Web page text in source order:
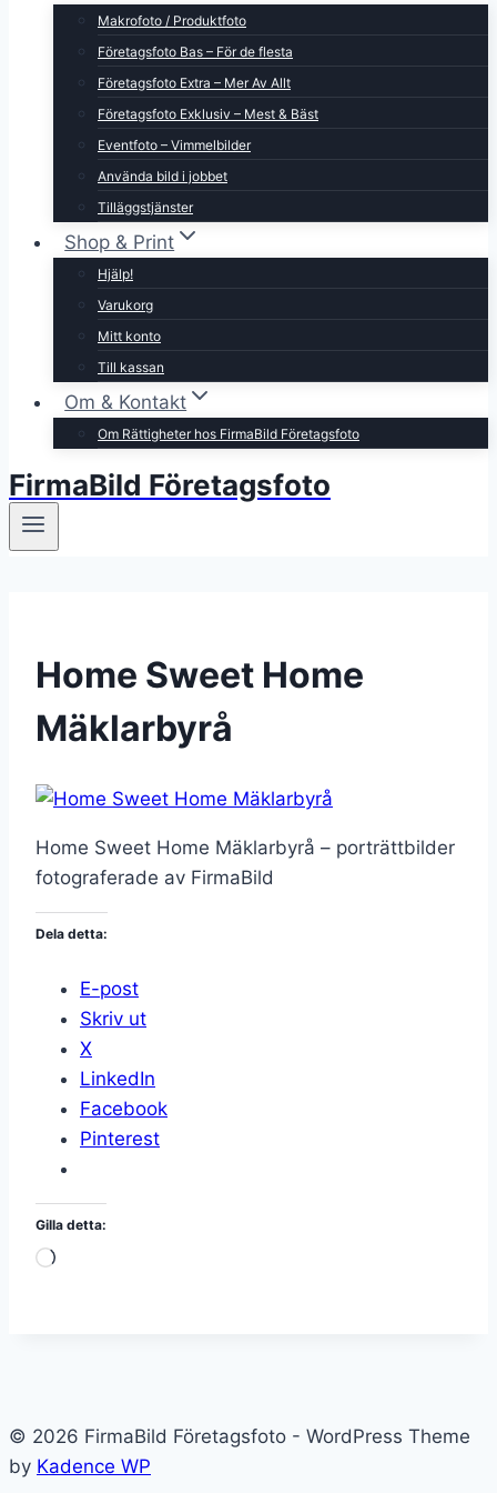
Makrofoto / Produktfoto
Företagsfoto Bas – För de flesta
Företagsfoto Extra – Mer Av Allt
Företagsfoto Exklusiv – Mest & Bäst
Eventfoto – Vimmelbilder
Använda bild i jobbet
Tilläggstjänster
Shop & Print
Hjälp!
Varukorg
Mitt konto
Till kassan
Om & Kontakt
Om Rättigheter hos FirmaBild Företagsfoto
FirmaBild Företagsfoto
Home Sweet Home
Mäklarbyrå
Home Sweet Home Mäklarbyrå – porträttbilder
fotograferade av FirmaBild
Dela detta:
E-post
Skriv ut
X
LinkedIn
Facebook
Pinterest
Gilla detta:
Laddar
© 2026 FirmaBild Företagsfoto - WordPress Theme
by Kadence WP